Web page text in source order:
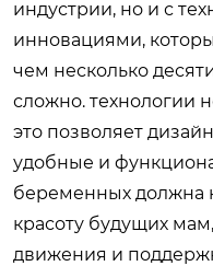
индустрии, но и с
инновациями,
чем несколько
сложно. технологии
это позволяет
удобные и
беременных должна
красоту будущих
движения и